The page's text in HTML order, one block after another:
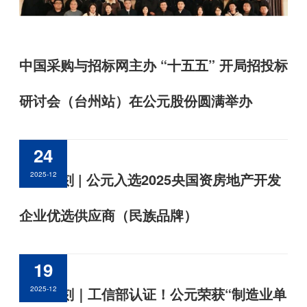
中国采购与招标网主办 “十五五” 开局招投标
研讨会（台州站）在公元股份圆满举办
24
2025-12
荣耀时刻 | 公元入选2025央国资房地产开发
企业优选供应商（民族品牌）
19
2025-12
荣耀时刻｜工信部认证！公元荣获“制造业单